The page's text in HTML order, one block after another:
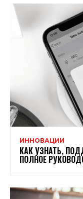
ИННОВАЦИИ
КАК УЗНАТЬ,
ПОЛНОЕ